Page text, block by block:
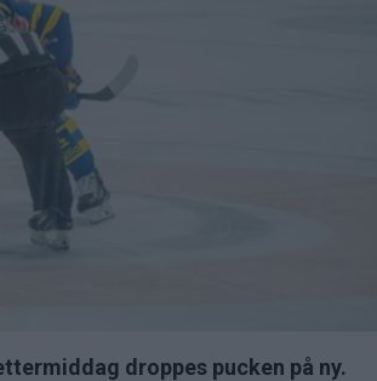
droppes pucken på ny.